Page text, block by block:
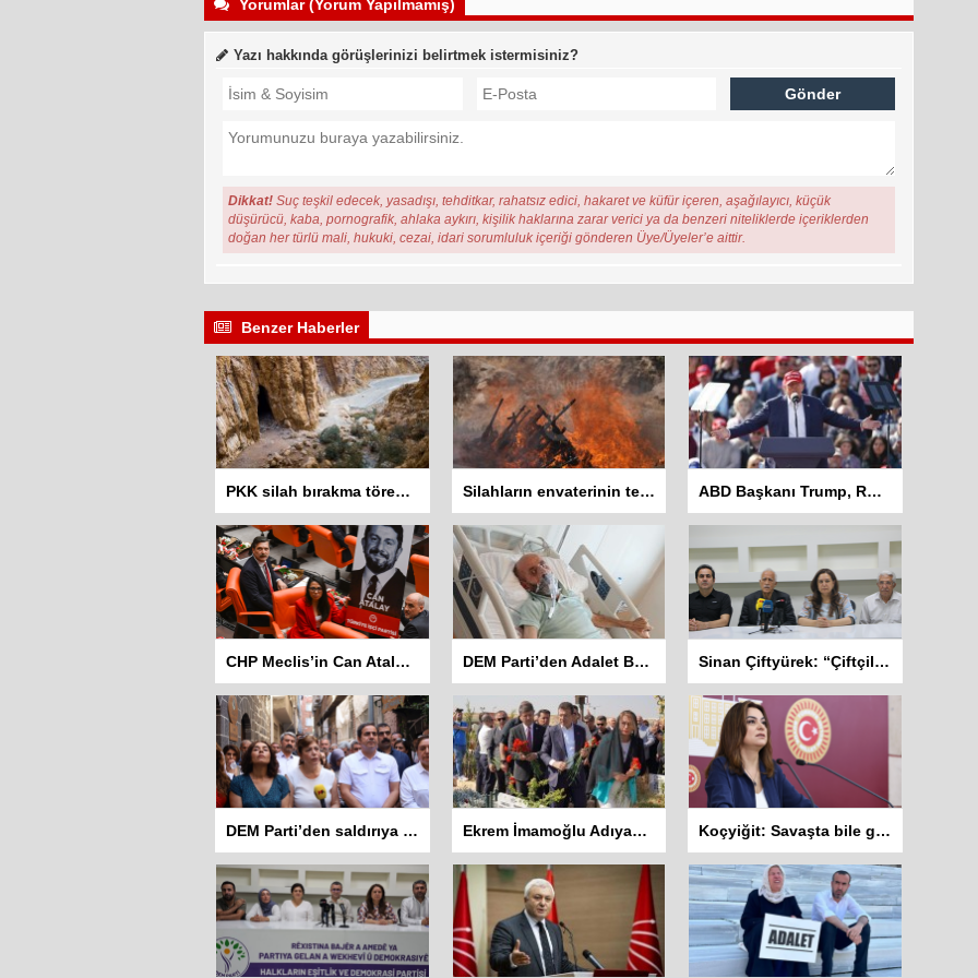
Yorumlar (Yorum Yapılmamış)
Yazı hakkında görüşlerinizi belirtmek istermisiniz?
Dikkat! Suç teşkil edecek, yasadışı, tehditkar, rahatsız edici, hakaret ve küfür içeren, aşağılayıcı, küçük
düşürücü, kaba, pornografik, ahlaka aykırı, kişilik haklarına zarar verici ya da benzeri niteliklerde içeriklerden
doğan her türlü mali, hukuki, cezai, idari sorumluluk içeriği gönderen Üye/Üyeler’e aittir.
Benzer Haberler
PKK silah bırakma törenini neden Casene Mağarası’nda yaptı? Silahların envaterinin teslim edildiği sivil toplum örgütleri rapor hazırlayacak ABD Başkanı Trump, Rosie O’Donnell’i vatandaşlıktan çıkarmakla tehdit etti
CHP Meclis’in Can Atalay için 10 Eylül’de yeniden toplanmasını istedi DEM Parti’den Adalet Bakanlığına Başvuru: “Abdulkadir Kuday tahliye edilsin” Sinan Çiftyürek: “Çiftçiler Hükümet İstifa Sloganları ile Sokakta”
DEM Parti’den saldırıya uğrayan Hewş Kafe’ye ziyaret Ekrem İmamoğlu Adıyaman’da: İlk ziyareti Deprem Şehitliğine Koçyiğit: Savaşta bile gazetecilere dokunulmaz